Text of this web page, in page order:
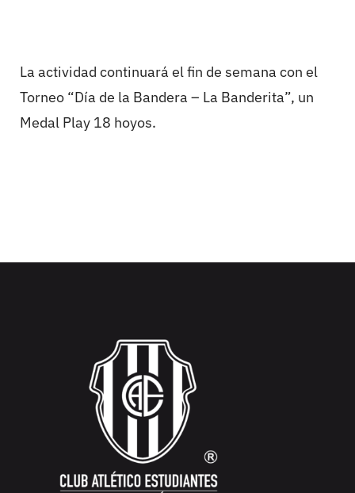
La actividad continuará el fin de semana con el
Torneo “Día de la Bandera – La Banderita”, un
Medal Play 18 hoyos.